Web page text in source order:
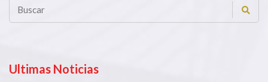
Ultimas Noticias